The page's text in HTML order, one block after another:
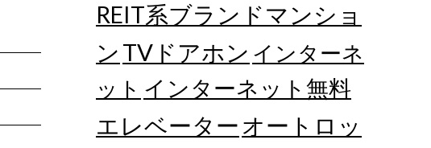
REIT系ブランドマンショ
ン TVドアホン インターネ
ット インターネット無料
エレベーター オートロッ